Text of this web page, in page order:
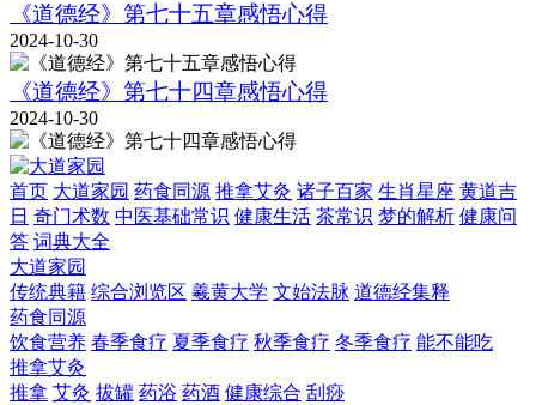
《道德经》第七十五章感悟心得
2024-10-30
《道德经》第七十四章感悟心得
2024-10-30
首页 大道家园 药食同源 推拿艾灸 诸子百家 生肖星座 黄道吉
日 奇门术数 中医基础常识 健康生活 茶常识 梦的解析 健康问
答 词典大全
大道家园
传统典籍 综合浏览区 羲黄大学 文始法脉 道德经集释
药食同源
饮食营养 春季食疗 夏季食疗 秋季食疗 冬季食疗 能不能吃
推拿艾灸
推拿 艾灸 拔罐 药浴 药酒 健康综合 刮痧